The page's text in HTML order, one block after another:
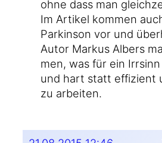
ohne dass man
Im Arti­kel kom­men
Par­kin­son vor und
Autor Mar­kus Albers
men, was für ein
und hart statt effi­zi­ent
zu arbeiten.